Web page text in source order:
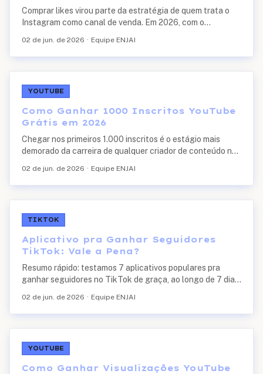
Comprar likes virou parte da estratégia de quem trata o
Instagram como canal de venda. Em 2026, com o
horas, uma curva de curtidas inicial robus...
02 de jun. de 2026 · Equipe ENJAI
YOUTUBE
Como Ganhar 1000 Inscritos YouTube
Grátis em 2026
Chegar nos primeiros 1.000 inscritos é o estágio mais
demorado da carreira de qualquer criador de conteúdo no
canal não consegue ativar a monetiza...
02 de jun. de 2026 · Equipe ENJAI
TIKTOK
Aplicativo pra Ganhar Seguidores
TikTok: Vale a Pena?
Resumo rápido: testamos 7 aplicativos populares pra
ganhar seguidores no TikTok de graça, ao longo de 7 dias,
pífios, dois entregaram seguidores fan...
02 de jun. de 2026 · Equipe ENJAI
YOUTUBE
Como Ganhar Visualizações YouTube